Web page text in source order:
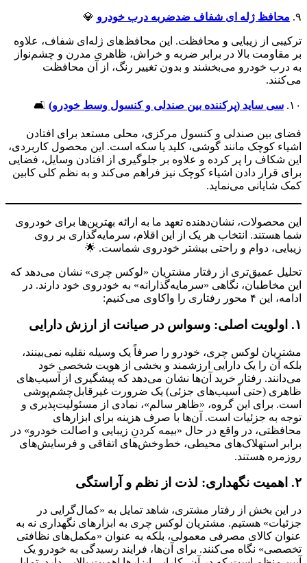
۹. محافظ ژله ای شفاف ضد‌ضربه درب خودرو 💎
ترکیبی از زیبایی و محافظت. این محافظ‌های ژله‌ای شفاف، علاوه
بر مقاومت بالا در برابر ضربه و خراش، ظاهری مدرن و چشم‌نواز
به درب خودرو می‌بخشند و بدون تغییر رنگ، از آن محافظت
می‌کنند.
۱۰. سی ساید (پرکننده بین صندلی و کنسول وسط خودرو) 🛋️
فضای بین صندلی و کنسول مرکزی، محلی مستعد برای افتادن
اشیاء کوچک مانند گوشی، کلید یا سکه است. این محصول کاربردی،
این شکاف را پر کرده و علاوه بر جلوگیری از افتادن وسایل، فضایی
برای قرار دادن اشیاء کوچک نیز فراهم می‌کند و به نظم کلی کابین
کمک شایانی می‌نماید.
این محصولات، نشان‌دهنده تعهد ما به ارائه بهترین‌ها برای خودروی
شما هستند. انتخاب هر یک از این اقلام، سرمایه‌گذاری بر روی
زیبایی، دوام و راحتی بیشتر خودروی شماست. 🌟
تحلیل عمیق‌تری از رفتار مشتریان «لوکس چری» نشان می‌دهد که
این مخاطبان، نگاهی «سرمایه‌گذارانه» به خودروی خود دارند. در
ادامه، این ۴ محور رفتاری را واکاوی می‌کنیم:
۱. اولویت اصلی: وسواس در صیانت از ارزش دارایی
مشتریان لوکس چری، خودرو را صرفاً یک وسیله نقلیه نمی‌بینند،
بلکه آن را یک دارایی ارزشمند و بخشی از هویت شخصی خود
می‌دانند. رفتار خرید آن‌ها نشان می‌دهد که پیشگیری از آسیب‌های
ظاهری (حتی آسیب‌های جزئی) یک ضرورت غیرقابل‌چشم‌پوشی
است. برای این گروه، «ظاهر سالم»، نمادی از مسئولیت‌پذیری و
توجه به جزئیات است. آن‌ها با صرف هزینه برای ابزارهای
محافظتی، در واقع در حال «بیمه کردنِ زیبایی و اصالت خودرو» در
برابر استهلاک‌های محیطی، خط‌وخش‌های اتفاقی و فرسایش‌های
روزمره هستند.
۲. اهمیت نگهداری: لذت از نظم و آراستگی
در این بخش از رفتار مشتری، شاهد تمایل به «کمال‌گرایی در
جزئیات» هستیم. مشتریان لوکس چری به ابزارهای نگهداری نه به
عنوان کالای مصرفی معمولی، بلکه به عنوان «مکمل‌های نظافتی
تخصصی» نگاه می‌کنند. برای آن‌ها، فرایند رسیدگی به خودرو یک